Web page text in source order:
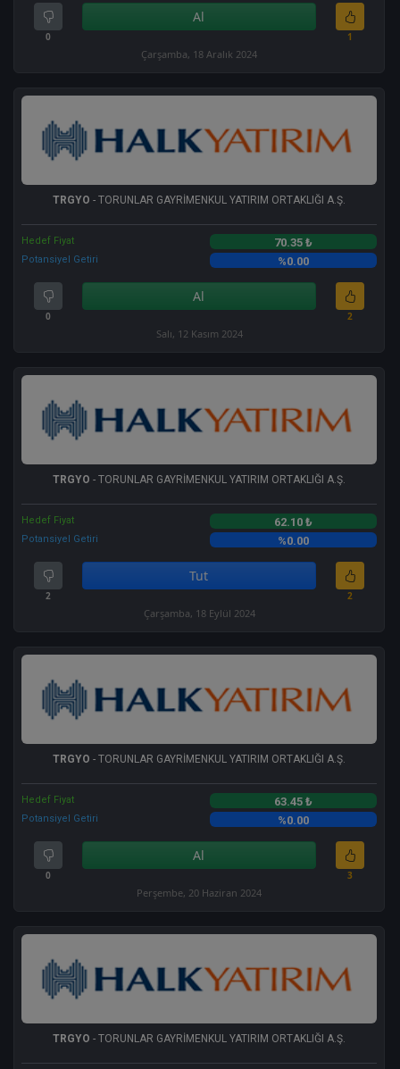
0
Al
1
Çarşamba, 18 Aralık 2024
TRGYO - TORUNLAR GAYRİMENKUL YATIRIM ORTAKLIĞI A.Ş.
Hedef Fiyat 70.35 ₺
Potansiyel Getiri %0.00
0
Al
2
Salı, 12 Kasım 2024
TRGYO - TORUNLAR GAYRİMENKUL YATIRIM ORTAKLIĞI A.Ş.
Hedef Fiyat 62.10 ₺
Potansiyel Getiri %0.00
2
Tut
2
Çarşamba, 18 Eylül 2024
TRGYO - TORUNLAR GAYRİMENKUL YATIRIM ORTAKLIĞI A.Ş.
Hedef Fiyat 63.45 ₺
Potansiyel Getiri %0.00
0
Al
3
Perşembe, 20 Haziran 2024
TRGYO - TORUNLAR GAYRİMENKUL YATIRIM ORTAKLIĞI A.Ş.